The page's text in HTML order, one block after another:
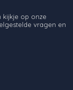
kijkje op onze
vragen en